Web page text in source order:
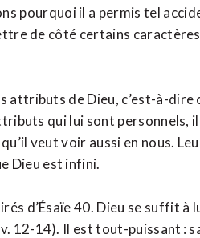
pourquoi il a permis tel
de côté certains
attributs de Dieu, c’est-à-dire
qui lui sont personnels,
veut voir aussi en nous.
Dieu est infini.
d’Ésaïe 40. Dieu se suffit à
12-14). Il est tout-puissant :